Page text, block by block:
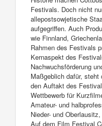
Festivals. Doch nicht
allepostsowjetische
aufgegriffen. Auch
wie Finnland,
Rahmen des Festivals
Kernaspekt des
Nachwuchsförderung
Maßgeblich dafür,
den Auftakt des
Wettbewerb für
Amateur- und
Nieder- und
Auf dem Film Festival